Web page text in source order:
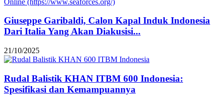
Giuseppe Garibaldi, Calon Kapal Induk Indonesia
Dari Italia Yang Akan Diakusisi...
21/10/2025
Rudal Balistik KHAN ITBM 600 Indonesia:
Spesifikasi dan Kemampuannya